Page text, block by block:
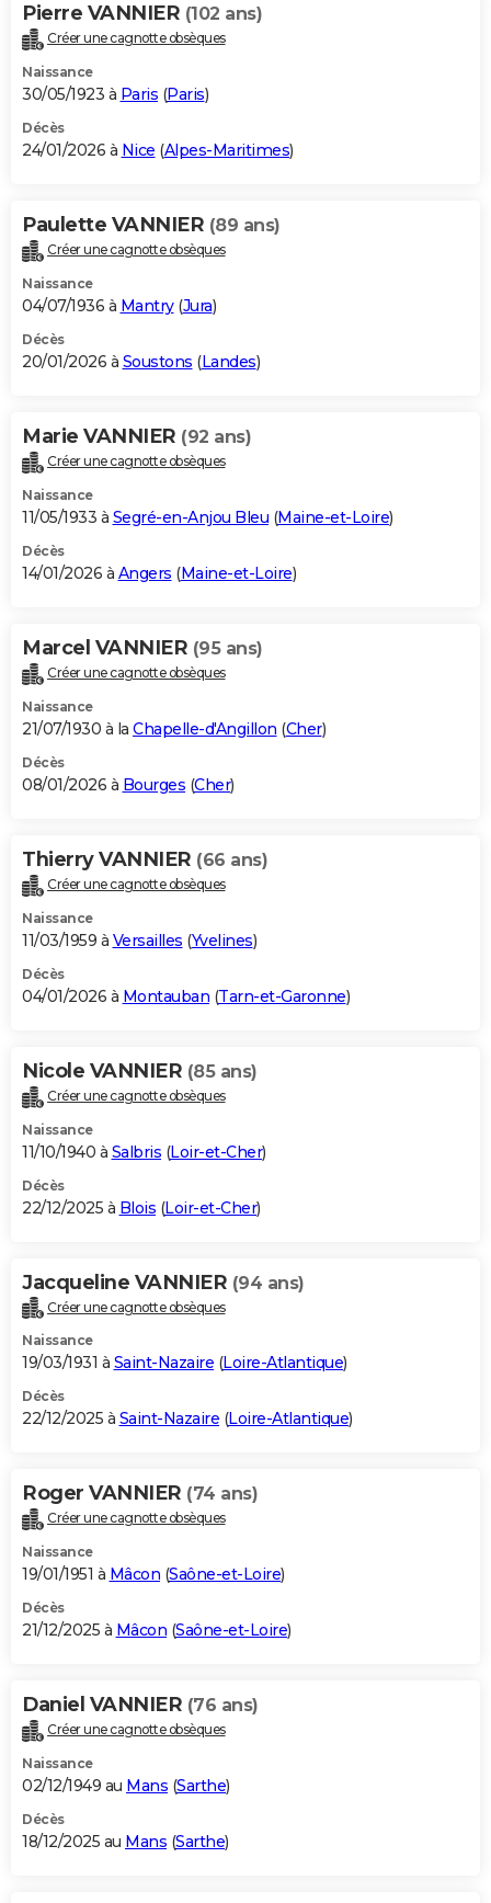
Pierre VANNIER (102 ans)
Créer une cagnotte obsèques
Naissance
30/05/1923 à Paris (Paris)
Décès
24/01/2026 à Nice (Alpes-Maritimes)
Paulette VANNIER (89 ans)
Créer une cagnotte obsèques
Naissance
04/07/1936 à Mantry(Jura)
Décès
20/01/2026 à Soustons (Landes)
Marie VANNIER (92 ans)
Créer une cagnotte obsèques
Naissance
11/05/1933 à Segré-en-Anjou Bleu (Maine-et-Loire)
Décès
14/01/2026 à Angers (Maine-et-Loire)
Marcel VANNIER (95 ans)
Créer une cagnotte obsèques
Naissance
21/07/1930 à la Chapelle-d'Angillon (Cher)
Décès
08/01/2026 à Bourges (Cher)
Thierry VANNIER (66 ans)
Créer une cagnotte obsèques
Naissance
11/03/1959 à Versailles (Yvelines)
Décès
04/01/2026 à Montauban (Tarn-et-Garonne)
Nicole VANNIER (85 ans)
Créer une cagnotte obsèques
Naissance
11/10/1940 à Salbris (Loir-et-Cher)
Décès
22/12/2025 à Blois (Loir-et-Cher)
Jacqueline VANNIER (94 ans)
Créer une cagnotte obsèques
Naissance
19/03/1931 à Saint-Nazaire (Loire-Atlantique)
Décès
22/12/2025 à Saint-Nazaire (Loire-Atlantique)
Roger VANNIER (74 ans)
Créer une cagnotte obsèques
Naissance
19/01/1951 à Mâcon (Saône-et-Loire)
Décès
21/12/2025 à Mâcon (Saône-et-Loire)
Daniel VANNIER (76 ans)
Créer une cagnotte obsèques
Naissance
02/12/1949 au Mans (Sarthe)
Décès
18/12/2025 au Mans (Sarthe)